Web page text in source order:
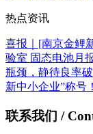
热点资讯
喜报｜[南京金鲤
验室 固态电池月
瓶颈，静待良率
新中小企业”称号
联系我们 /